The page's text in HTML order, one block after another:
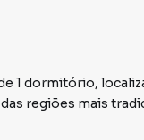
1 dormitório,
regiões mais